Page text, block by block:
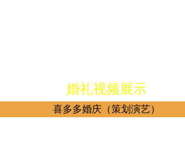
婚礼视频展示
喜多多婚庆（策划演艺）